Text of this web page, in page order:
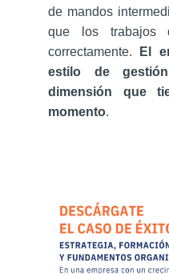
de mandos
que los
correctamente.
El
estilo de
dimensión que
momento.